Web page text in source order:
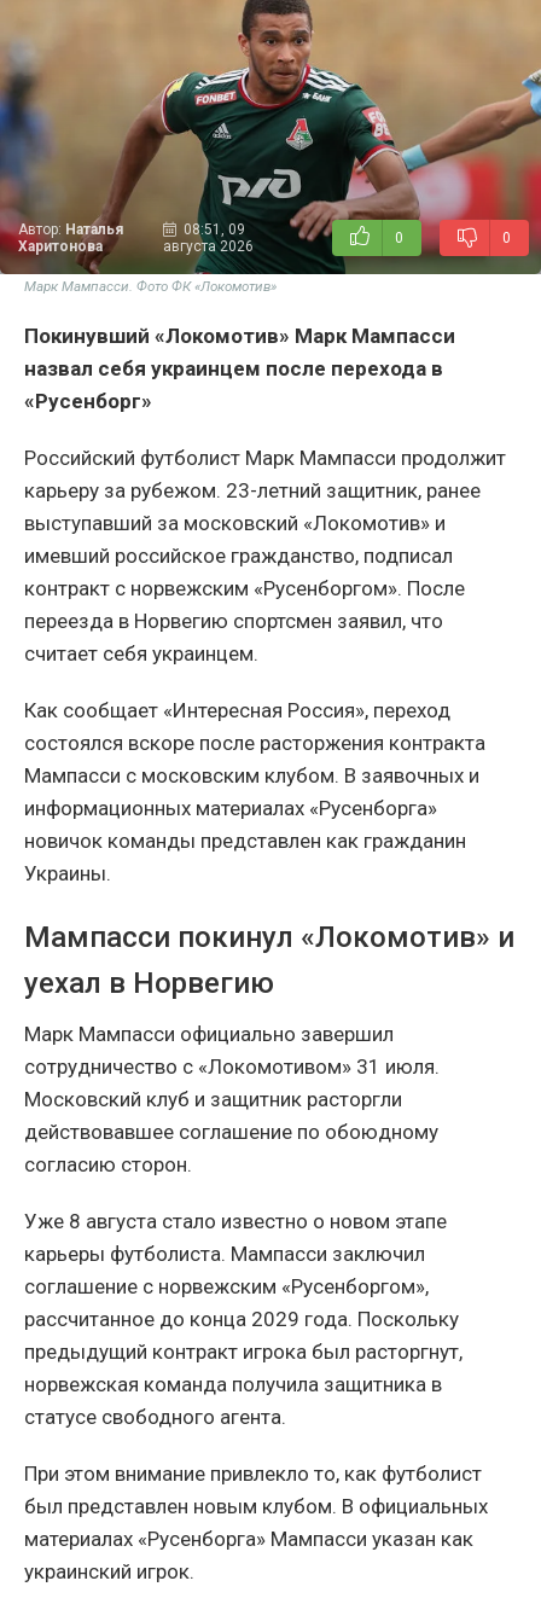
Автор: Наталья
Харитонова
08:51, 09
августа 2026
0 0
Марк Мампасси. Фото ФК «Локомотив»
Покинувший «Локомотив» Марк Мампасси
назвал себя украинцем после перехода в
«Русенборг»
Российский футболист Марк Мампасси продолжит
карьеру за рубежом. 23-летний защитник, ранее
выступавший за московский «Локомотив» и
имевший российское гражданство, подписал
контракт с норвежским «Русенборгом». После
переезда в Норвегию спортсмен заявил, что
считает себя украинцем.
Как сообщает «Интересная Россия», переход
состоялся вскоре после расторжения контракта
Мампасси с московским клубом. В заявочных и
информационных материалах «Русенборга»
новичок команды представлен как гражданин
Украины.
Мампасси покинул «Локомотив» и
уехал в Норвегию
Марк Мампасси официально завершил
сотрудничество с «Локомотивом» 31 июля.
Московский клуб и защитник расторгли
действовавшее соглашение по обоюдному
согласию сторон.
Уже 8 августа стало известно о новом этапе
карьеры футболиста. Мампасси заключил
соглашение с норвежским «Русенборгом»,
рассчитанное до конца 2029 года. Поскольку
предыдущий контракт игрока был расторгнут,
норвежская команда получила защитника в
статусе свободного агента.
При этом внимание привлекло то, как футболист
был представлен новым клубом. В официальных
материалах «Русенборга» Мампасси указан как
украинский игрок.